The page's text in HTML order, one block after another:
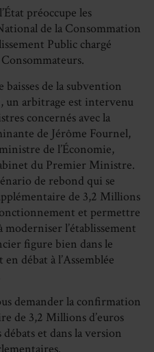
préoccupe les
de la Consommation
Public chargé
baisses de la subvention
un arbitrage est intervenu
concernés avec la
de Jérôme Fournel,
de l’Économie,
du Premier Ministre.
de rebond qui se
de 3,2 Millions
et permettre
moderniser l’établissement
figure bien dans le
débat à l’Assemblée
demander la confirmation
de 3,2 Millions d’euros
et dans la version